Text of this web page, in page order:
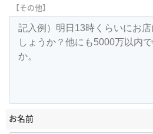
【その他】
お名前